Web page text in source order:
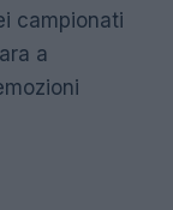
campionati
a